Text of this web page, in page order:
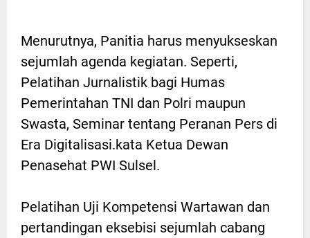
Menurutnya, Panitia harus menyukseskan
sejumlah agenda kegiatan. Seperti,
Pelatihan Jurnalistik bagi Humas
Pemerintahan TNI dan Polri maupun
Swasta, Seminar tentang Peranan Pers di
Era Digitalisasi.kata Ketua Dewan
Penasehat PWI Sulsel.
Pelatihan Uji Kompetensi Wartawan dan
pertandingan eksebisi sejumlah cabang